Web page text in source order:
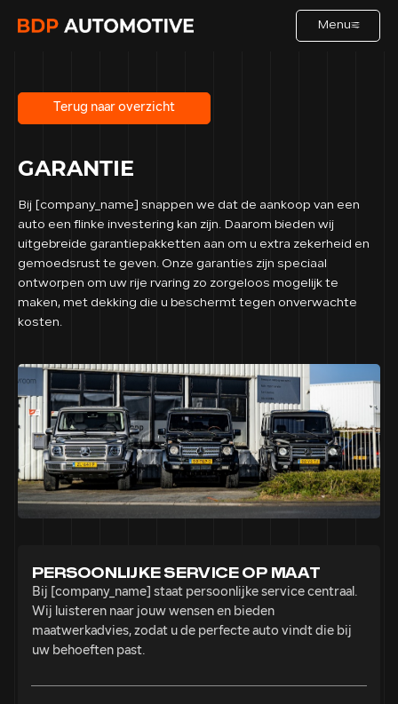
Menu
HOME
AANBOD
DIENSTEN
VERKOCHT
CONTACT
E-mail
info@bdpautomotive.nl
Adres
Het Hazeland 18
6931 KB Westervoort
Terug naar overzicht
GARANTIE
Bij [company_name] snappen we dat de aankoop van een
auto een flinke investering kan zijn. Daarom bieden wij
uitgebreide garantiepakketten aan om u extra zekerheid en
gemoedsrust te geven. Onze garanties zijn speciaal
ontworpen om uw rije rvaring zo zorgeloos mogelijk te
maken, met dekking die u beschermt tegen onverwachte
kosten.
PERSOONLIJKE SERVICE OP MAAT
Bij [company_name] staat persoonlijke service centraal.
Wij luisteren naar jouw wensen en bieden
maatwerkadvies, zodat u de perfecte auto vindt die bij
uw behoeften past.